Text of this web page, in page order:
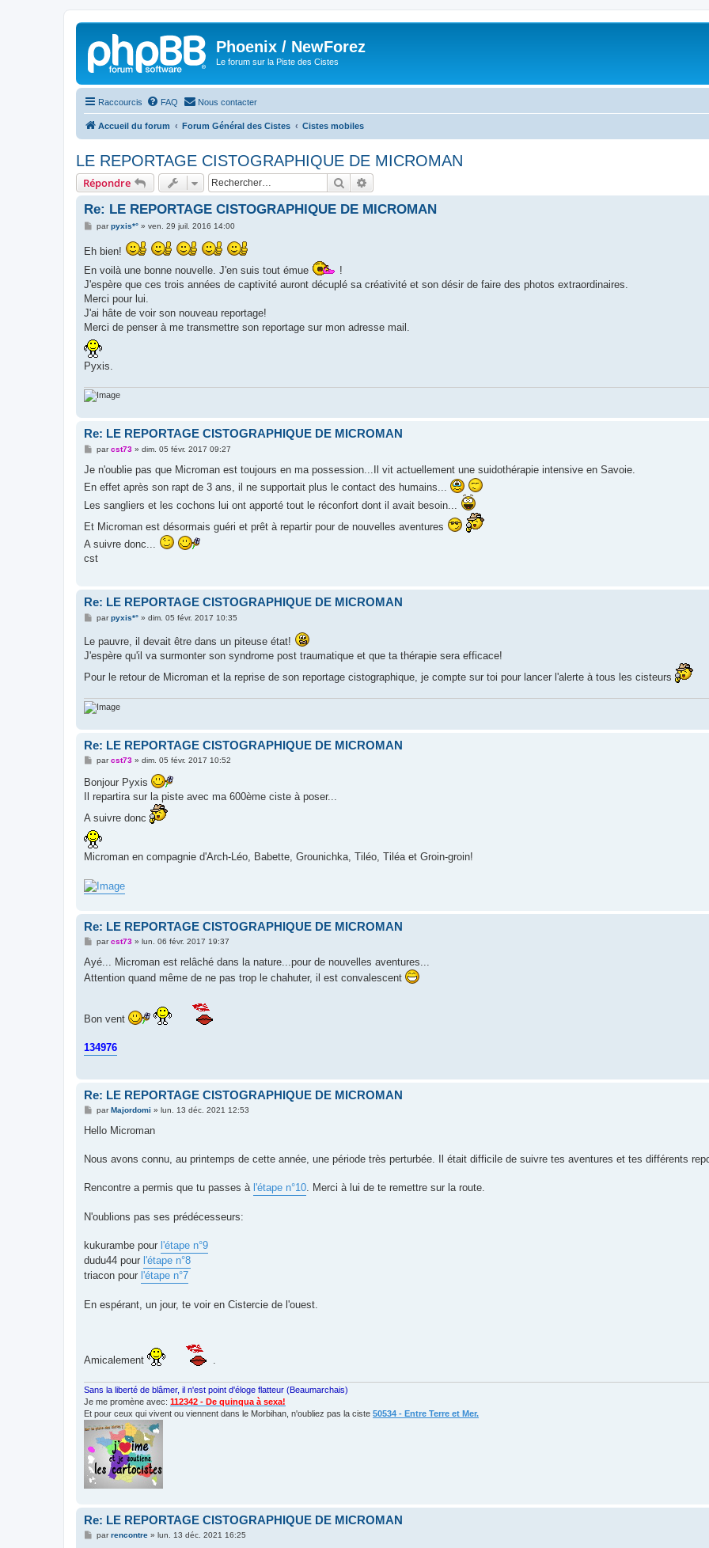
Phoenix / NewForez
Le forum sur la Piste des Cistes
Raccourcis FAQ Nous contacter
Accueil du forum Forum Général des Cistes Cistes mobiles
LE REPORTAGE CISTOGRAPHIQUE DE MICROMAN
Répondre Rechercher
Re: LE REPORTAGE CISTOGRAPHIQUE DE MICROMAN
M
s
g
e
parpyxis*°» ven. 29 juil. 2016 14:00
Eh bien!
En voilà une bonne nouvelle. J'en suis tout émue
!
J'espère que ces trois années de captivité auront décuplé sa créativité et son désir de faire des photos extraordinaires.
Merci pour lui.
J'ai hâte de voir son nouveau reportage!
Merci de penser à me transmettre son reportage sur mon adresse mail.
Pyxis.
Re: LE REPORTAGE CISTOGRAPHIQUE DE MICROMAN
M
s
a
e
parcst73» dim. 05 févr. 2017 09:27
Je n'oublie pas que Microman est toujours en ma possession...Il vit actuellement une suidothérapie intensive en Savoie.
En effet après son rapt de 3 ans, il ne supportait plus le contact des humains...
Les sangliers et les cochons lui ont apporté tout le réconfort dont il avait besoin...
Et Microman est désormais guéri et prêt à repartir pour de nouvelles aventures
A suivre donc...
cst
Re: LE REPORTAGE CISTOGRAPHIQUE DE MICROMAN
M
s
a
e
parpyxis*°» dim. 05 févr. 2017 10:35
Le pauvre, il devait être dans un piteuse état!
J'espère qu'il va surmonter son syndrome post traumatique et que ta thérapie sera efficace!
Pour le retour de Microman et la reprise de son reportage cistographique, je compte sur toi pour lancer l'alerte à tous les cisteurs
Re: LE REPORTAGE CISTOGRAPHIQUE DE MICROMAN
M
s
a
e
parcst73» dim. 05 févr. 2017 10:52
Bonjour Pyxis
Il repartira sur la piste avec ma 600ème ciste à poser...
A suivre donc
Microman en compagnie d'Arch-Léo, Babette, Grounichka, Tiléo, Tiléa et Groin-groin!
Re: LE REPORTAGE CISTOGRAPHIQUE DE MICROMAN
M
s
s
a
parcst73» lun. 06 févr. 2017 19:37
Ayé... Microman est relâché dans la nature...pour de nouvelles aventures...
Attention quand même de ne pas trop le chahuter, il est convalescent
Bon vent
134976
Re: LE REPORTAGE CISTOGRAPHIQUE DE MICROMAN
M
s
g
parMajordomi » lun. 13 déc. 2021 12:53
Hello Microman
Nous avons connu, au printemps de cette année, une période très perturbée. Il était difficile de suivre tes aventures et tes différents
Rencontre a permis que tu passes à l'étape n°10. Merci à lui de te remettre sur la route.
N'oublions pas ses prédécesseurs:
kukurambe pour l'étape n°9
dudu44 pour l'étape n°8
triacon pour l'étape n°7
En espérant, un jour, te voir en Cistercie de l'ouest.
Amicalement .
Sans la liberté de blâmer, il n'est point d'éloge flatteur (Beaumarchais)
Je me promène avec: 112342 - De quinqua à sexa!
Et pour ceux qui vivent ou viennent dans le Morbihan, n'oubliez pas la ciste 50534 - Entre Terre et Mer.
Re: LE REPORTAGE CISTOGRAPHIQUE DE MICROMAN
Mparrencontre» lun. 13 déc. 2021 16:25